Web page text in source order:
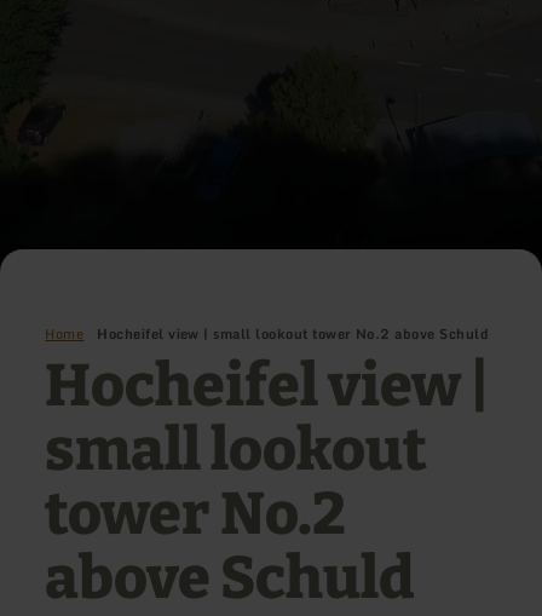
Home Hocheifel view | small lookout tower No.2 above Schuld
Hocheifel view |
small lookout
tower No.2
above Schuld